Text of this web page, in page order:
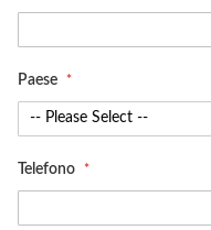
Paese
Telefono